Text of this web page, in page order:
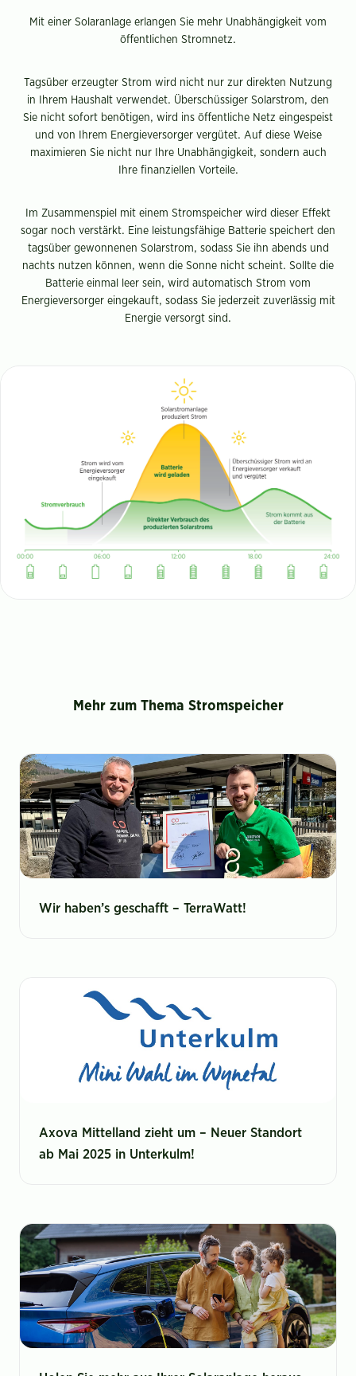
Mit einer Solaranlage erlangen Sie mehr Unabhängigkeit vom
öffentlichen Stromnetz.
Tagsüber erzeugter Strom wird nicht nur zur direkten Nutzung
in Ihrem Haushalt verwendet. Überschüssiger Solarstrom, den
Sie nicht sofort benötigen, wird ins öffentliche Netz eingespeist
und von Ihrem Energieversorger vergütet. Auf diese Weise
maximieren Sie nicht nur Ihre Unabhängigkeit, sondern auch
Ihre finanziellen Vorteile.
Im Zusammenspiel mit einem Stromspeicher wird dieser Effekt
sogar noch verstärkt. Eine leistungsfähige Batterie speichert den
tagsüber gewonnenen Solarstrom, sodass Sie ihn abends und
nachts nutzen können, wenn die Sonne nicht scheint. Sollte die
Batterie einmal leer sein, wird automatisch Strom vom
Energieversorger eingekauft, sodass Sie jederzeit zuverlässig mit
Energie versorgt sind.
Mehr zum Thema Stromspeicher
Wir haben’s geschafft – TerraWatt!
Axova Mittelland zieht um – Neuer Standort
ab Mai 2025 in Unterkulm!